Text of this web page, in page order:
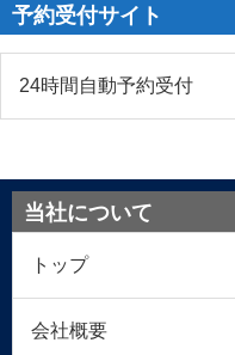
予約受付サイト
24時間自動予約受付
当社について
トップ
会社概要